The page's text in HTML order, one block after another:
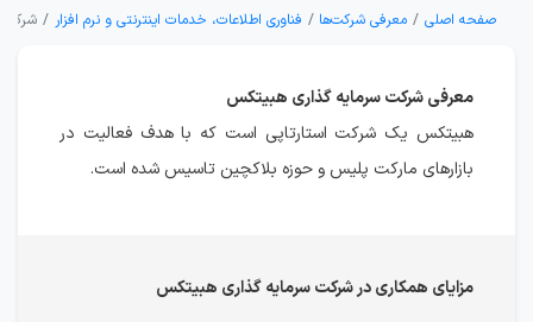
صفحه اصلی معرفی شرکت‌ها فناوری اطلاعات، خدمات اینترنتی و نرم افزار شرکت
معرفی شرکت سرمایه گذاری هبیتکس
هبیتکس یک شرکت استارتاپی است که با هدف فعالیت در
بازارهای مارکت پلیس و حوزه بلاکچین تاسیس شده است.
مزایای همکاری در شرکت سرمایه گذاری هبیتکس